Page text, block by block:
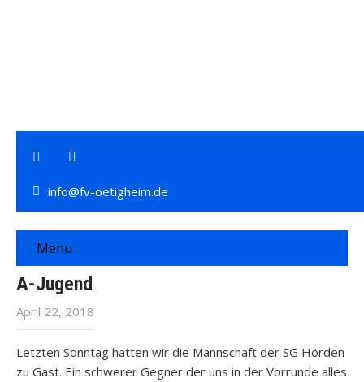
info@fv-oetigheim.de
Menu
A-Jugend
April 22, 2018
Letzten Sonntag hatten wir die Mannschaft der SG Hörden
zu Gast. Ein schwerer Gegner der uns in der Vorrunde alles